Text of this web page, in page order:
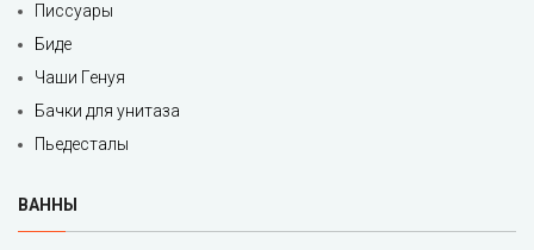
Писсуары
Биде
Чаши Генуя
Бачки для унитаза
Пьедесталы
ВАННЫ